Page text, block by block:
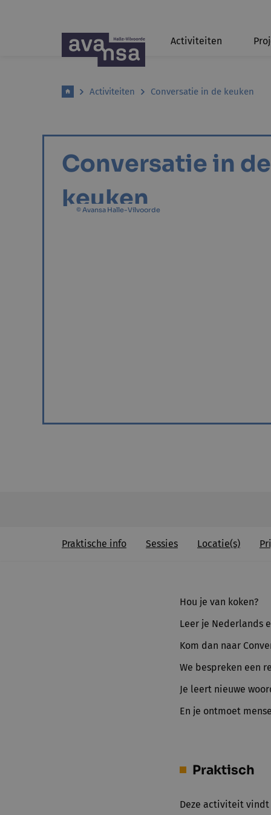
Activiteiten
Activiteiten Conversatie in de keuken
Conversatie in de
keuken
© Avansa Halle-Vilvoorde
Praktische info Sessies Locatie(s)
Hou je van koken?
Leer je Nederlands
Kom dan naar
We bespreken een
Je leert nieuwe
En je ontmoet
Praktisch
Deze activiteit vindt